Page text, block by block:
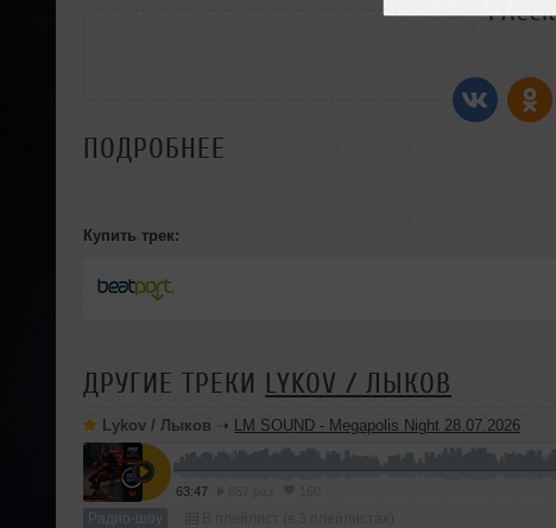
ПОДРОБНЕЕ
Купить трек:
ДРУГИЕ ТРЕКИ LYKOV / ЛЫКОВ
Lykov / Лыков ➝ LM SOUND - Megapolis Night 28.07.2026
63:47
Радио-шоу